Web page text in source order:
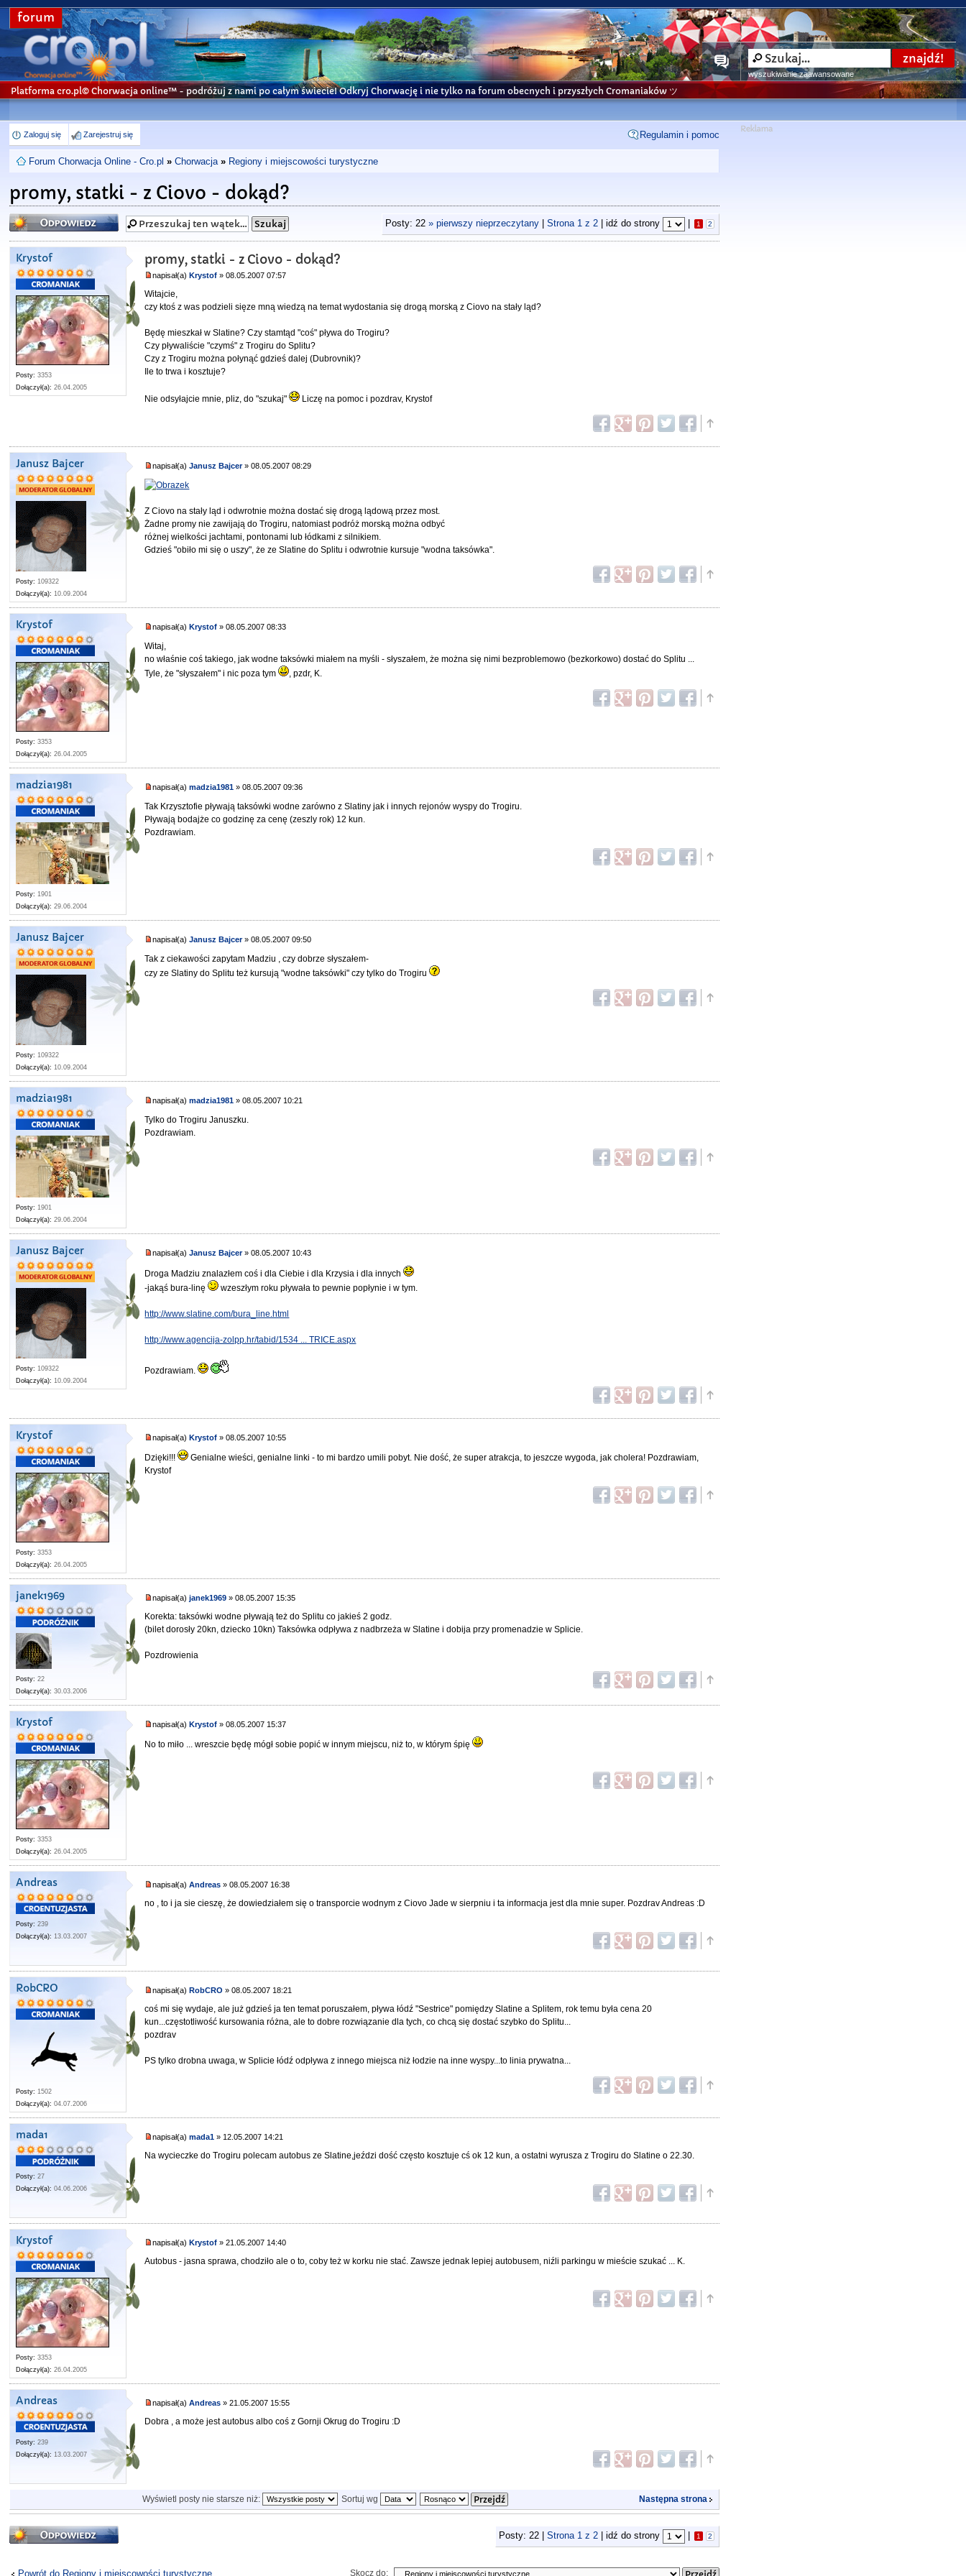
forum
wyszukiwanie zaawansowane
Platforma cro.pl© Chorwacja online™ - podróżuj z nami po całym świecie! Odkryj Chorwację i nie tylko na forum obecnych i przyszłych Cromaniaków ツ
Zaloguj się Zarejestruj się Regulamin i pomoc
Forum Chorwacja Online - Cro.pl » Chorwacja » Regiony i miejscowości turystyczne
promy, statki - z Ciovo - dokąd?
Odpowiedz Posty: 22 » pierwszy nieprzeczytany| Strona 1z 2| idź do strony 1 2
Krystof
Posty: 3353
Dołączył(a): 26.04.2005
promy, statki - z Ciovo - dokąd?
napisał(a)Krystof » 08.05.2007 07:57
Witajcie,
czy ktoś z was podzieli sięze mną wiedzą na temat wydostania się drogą morską z Ciovo na stały ląd?
Będę mieszkał w Slatine? Czy stamtąd "coś" pływa do Trogiru?
Czy pływaliście "czymś" z Trogiru do Splitu?
Czy z Trogiru można połynąć gdzieś dalej (Dubrovnik)?
Ile to trwa i kosztuje?
Nie odsyłajcie mnie, pliz, do "szukaj" Liczę na pomoc i pozdrav, Krystof
Janusz Bajcer
Posty: 109322
Dołączył(a): 10.09.2004
napisał(a)Janusz Bajcer» 08.05.2007 08:29
Z Ciovo na stały ląd i odwrotnie można dostać się drogą lądową przez most.
Żadne promy nie zawijają do Trogiru, natomiast podróż morską można odbyć
różnej wielkości jachtami, pontonami lub łódkami z silnikiem.
Gdzieś "obiło mi się o uszy", że ze Slatine do Splitu i odwrotnie kursuje "wodna taksówka".
Krystof
Posty: 3353
Dołączył(a): 26.04.2005
napisał(a) Krystof » 08.05.2007 08:33
Witaj,
no właśnie coś takiego, jak wodne taksówki miałem na myśli - słyszałem, że można się nimi bezproblemowo (bezkorkowo) dostać do Splitu ...
Tyle, że "słyszałem" i nic poza tym
, pzdr, K.
madzia1981
Posty: 1901
Dołączył(a): 29.06.2004
napisał(a)madzia1981 » 08.05.2007 09:36
Tak Krzysztofie pływają taksówki wodne zarówno z Slatiny jak i innych rejonów wyspy do Trogiru.
Pływają bodajże co godzinę za cenę (zeszly rok) 12 kun.
Pozdrawiam.
Janusz Bajcer
Posty: 109322
Dołączył(a): 10.09.2004
napisał(a)Janusz Bajcer» 08.05.2007 09:50
Tak z ciekawości zapytam Madziu , czy dobrze słyszałem-
czy ze Slatiny do Splitu też kursują "wodne taksówki" czy tylko do Trogiru
madzia1981
Posty: 1901
Dołączył(a): 29.06.2004
napisał(a)madzia1981 » 08.05.2007 10:21
Tylko do Trogiru Januszku.
Pozdrawiam.
Janusz Bajcer
Posty: 109322
Dołączył(a): 10.09.2004
napisał(a)Janusz Bajcer» 08.05.2007 10:43
Droga Madziu znalazłem coś i dla Ciebie i dla Krzysia i dla innych
-jakąś bura-linę
wzeszłym roku pływała to pewnie popłynie i w tym.
http://www.slatine.com/bura_line.html
http://www.agencija-zolpp.hr/tabid/1534 ... TRICE.aspx
Pozdrawiam.
Krystof
Posty: 3353
Dołączył(a): 26.04.2005
napisał(a)Krystof » 08.05.2007 10:55
Dzięki!!!
Genialne wieści, genialne linki - to mi bardzo umili pobyt. Nie dość, że super atrakcja, to jeszcze wygoda, jak cholera! Pozdrawiam,
Krystof
janek1969
Posty: 22
Dołączył(a): 30.03.2006
napisał(a)janek1969 » 08.05.2007 15:35
Korekta: taksówki wodne pływają też do Splitu co jakieś 2 godz.
(bilet dorosły 20kn, dziecko 10kn) Taksówka odpływa z nadbrzeża w Slatine i dobija przy promenadzie w Splicie.
Pozdrowienia
Krystof
Posty: 3353
Dołączył(a): 26.04.2005
napisał(a)Krystof » 08.05.2007 15:37
No to miło ... wreszcie będę mógł sobie popić w innym miejscu, niż to, w którym śpię
Andreas
Posty: 239
Dołączył(a): 13.03.2007
napisał(a)Andreas » 08.05.2007 16:38
no , to i ja sie cieszę, że dowiedziałem się o transporcie wodnym z Ciovo Jade w sierpniu i ta informacja jest dla mnie super. Pozdrav Andreas :D
RobCRO
Posty: 1502
Dołączył(a): 04.07.2006
napisał(a)RobCRO » 08.05.2007 18:21
coś mi się wydaje, ale już gdzieś ja ten temat poruszałem, pływa łódź "Sestrice" pomiędzy Slatine a Splitem, rok temu była cena 20
kun...częstotliwość kursowania różna, ale to dobre rozwiązanie dla tych, co chcą się dostać szybko do Splitu...
pozdrav
PS tylko drobna uwaga, w Splicie łódź odpływa z innego miejsca niż łodzie na inne wyspy...to linia prywatna...
mada1
Posty: 27
Dołączył(a): 04.06.2006
napisał(a)mada1 » 12.05.2007 14:21
Na wycieczke do Trogiru polecam autobus ze Slatine,jeździ dość często kosztuje cś ok 12 kun, a ostatni wyrusza z Trogiru do Slatine o 22.30.
Krystof
Posty: 3353
Dołączył(a): 26.04.2005
napisał(a)Krystof » 21.05.2007 14:40
Autobus - jasna sprawa, chodziło ale o to, coby też w korku nie stać. Zawsze jednak lepiej autobusem, niźli parkingu w mieście szukać ... K.
Andreas
Posty: 239
Dołączył(a): 13.03.2007
napisał(a)Andreas » 21.05.2007 15:55
Dobra , a może jest autobus albo coś z Gornji Okrug do Trogiru :D
Następna strona
Wyświetl posty nie starsze niż: Sortuj wg
Odpowiedz Posty: 22 | Strona 1z 2| idź do strony 1 2
Powrót do Regiony i miejscowości turystyczne Skocz do: